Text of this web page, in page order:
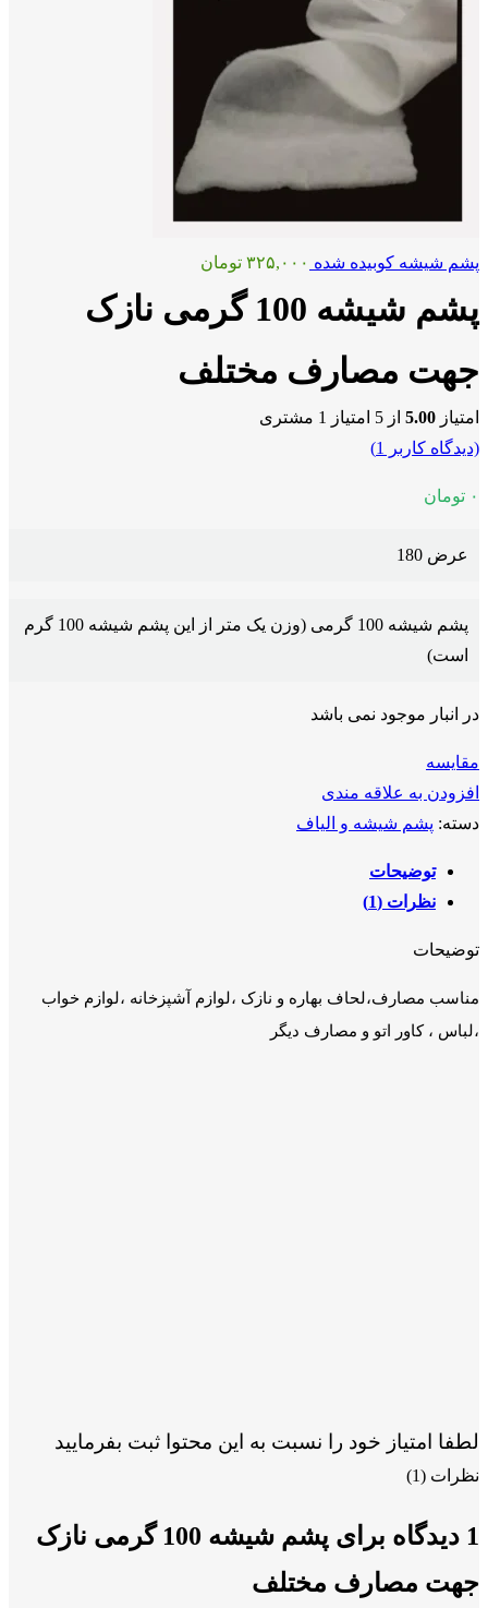
پشم شیشه کوبیده شده ۳۲۵,۰۰۰ تومان
پشم شیشه 100 گرمی نازک
جهت مصارف مختلف
امتیاز 5.00 از 5 امتیاز 1 مشتری
(دیدگاه کاربر
1
)
۰ تومان
عرض 180
پشم شیشه 100 گرمی (وزن یک متر از این پشم شیشه 100 گرم
است)
در انبار موجود نمی باشد
مقايسه
افزودن به علاقه مندی
دسته: پشم شیشه و الیاف
توضیحات
نظرات (1)
توضیحات
مناسب مصارف،لحاف بهاره و نازک ،لوازم آشپزخانه ،لوازم خواب
،لباس ، کاور اتو و مصارف دیگر
لطفا امتیاز خود را نسبت به این محتوا ثبت بفرمایید
نظرات (1)
1 دیدگاه برای
پشم شیشه 100 گرمی نازک
جهت مصارف مختلف